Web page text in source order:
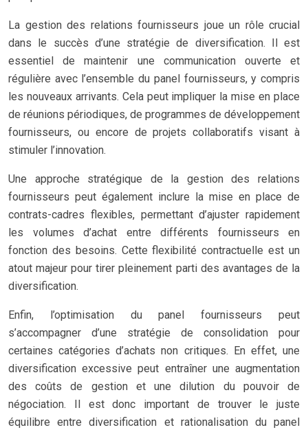
La gestion des relations fournisseurs joue un rôle crucial
dans le succès d’une stratégie de diversification. Il est
essentiel de maintenir une communication ouverte et
régulière avec l’ensemble du panel fournisseurs, y compris
les nouveaux arrivants. Cela peut impliquer la mise en place
de réunions périodiques, de programmes de développement
fournisseurs, ou encore de projets collaboratifs visant à
stimuler l’innovation.
Une approche stratégique de la gestion des relations
fournisseurs peut également inclure la mise en place de
contrats-cadres flexibles, permettant d’ajuster rapidement
les volumes d’achat entre différents fournisseurs en
fonction des besoins. Cette flexibilité contractuelle est un
atout majeur pour tirer pleinement parti des avantages de la
diversification.
Enfin, l’optimisation du panel fournisseurs peut
s’accompagner d’une stratégie de consolidation pour
certaines catégories d’achats non critiques. En effet, une
diversification excessive peut entraîner une augmentation
des coûts de gestion et une dilution du pouvoir de
négociation. Il est donc important de trouver le juste
équilibre entre diversification et rationalisation du panel